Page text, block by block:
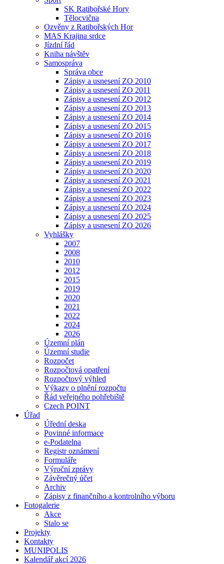
SK Ratibořské Hory
Tělocvična
Ozvěny z Ratibořských Hor
MAS Krajina srdce
Jízdní řád
Kniha návštěv
Samospráva
Správa obce
Zápisy a usnesení ZO 2010
Zápisy a usnesení ZO 2011
Zápisy a usnesení ZO 2012
Zápisy a usnesení ZO 2013
Zápisy a usnesení ZO 2014
Zápisy a usnesení ZO 2015
Zápisy a usnesení ZO 2016
Zápisy a usnesení ZO 2017
Zápisy a usnesení ZO 2018
Zápisy a usnesení ZO 2019
Zápisy a usnesení ZO 2020
Zápisy a usnesení ZO 2021
Zápisy a usnesení ZO 2022
Zápisy a usnesení ZO 2023
Zápisy a usnesení ZO 2024
Zápisy a usnesení ZO 2025
Zápisy a usnesení ZO 2026
Vyhlášky
2007
2008
2010
2012
2015
2019
2020
2021
2022
2024
2026
Územní plán
Územní studie
Rozpočet
Rozpočtová opatření
Rozpočtový výhled
Výkazy o plnění rozpočtu
Řád veřejného pohřebiště
Czech POINT
Úřad
Úřední deska
Povinné informace
e-Podatelna
Registr oznámení
Formuláře
Výroční zprávy
Závěrečný účet
Archiv
Zápisy z finančního a kontrolního výboru
Fotogalerie
Akce
Stalo se
Projekty
Kontakty
MUNIPOLIS
Kalendář akcí 2026